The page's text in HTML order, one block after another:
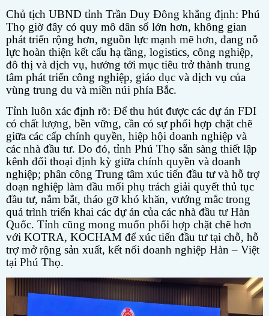
Chủ tịch UBND tỉnh Trần Duy Đông khẳng định: Phú
Thọ giờ đây có quy mô dân số lớn hơn, không gian
phát triển rộng hơn, nguồn lực mạnh mẽ hơn, đang nỗ
lực hoàn thiện kết cấu hạ tầng, logistics, công nghiệp,
đô thị và dịch vụ, hướng tới mục tiêu trở thành trung
tâm phát triển công nghiệp, giáo dục và dịch vụ của
vùng trung du và miền núi phía Bắc.
Tỉnh luôn xác định rõ: Để thu hút được các dự án FDI
có chất lượng, bền vững, cần có sự phối hợp chặt chẽ
giữa các cấp chính quyền, hiệp hội doanh nghiệp và
các nhà đầu tư. Do đó, tỉnh Phú Thọ sẵn sàng thiết lập
kênh đối thoại định kỳ giữa chính quyền và doanh
nghiệp; phân công Trung tâm xúc tiến đầu tư và hỗ trợ
doạn nghiệp làm đầu mối phụ trách giải quyết thủ tục
đầu tư, nắm bắt, tháo gỡ khó khăn, vướng mắc trong
quá trình triển khai các dự án của các nhà đầu tư Hàn
Quốc. Tỉnh cũng mong muốn phối hợp chặt chẽ hơn
với KOTRA, KOCHAM để xúc tiến đầu tư tại chỗ, hỗ
trợ mở rộng sản xuất, kết nối doanh nghiệp Hàn – Việt
tại Phú Thọ.